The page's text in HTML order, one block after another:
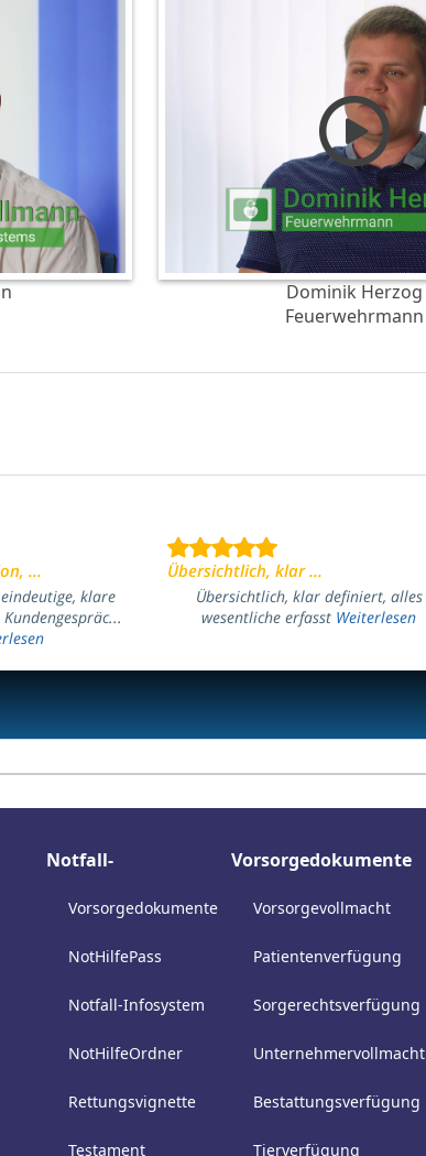
Dominik Herzog
Feuerwehrmann
...
klare
Übersichtlich, klar ...
Übersichtlich, klar definiert, alles
wesentliche erfasst Weiterlesen
Notfall-
Bausteine
Vorsorgedokumente
NotHilfePass
Notfall-Infosystem
NotHilfeOrdner
Rettungsvignette
Testament
Vorsorgedokumente
Vorsorgevollmacht
Patientenverfügung
Sorgerechtsverfügung
Unternehmervollmacht
Bestattungsverfügung
Tierverfügung